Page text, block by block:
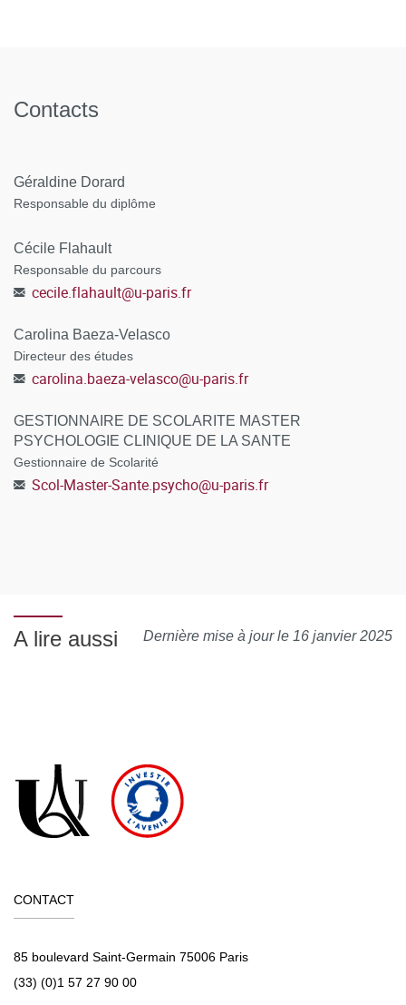
Contacts
Géraldine Dorard
Responsable du diplôme
Cécile Flahault
Responsable du parcours
cecile.flahault@u-paris.fr
Carolina Baeza-Velasco
Directeur des études
carolina.baeza-velasco@u-paris.fr
GESTIONNAIRE DE SCOLARITE MASTER
PSYCHOLOGIE CLINIQUE DE LA SANTE
Gestionnaire de Scolarité
Scol-Master-Sante.psycho@u-paris.fr
Dernière mise à jour le 16 janvier 2025
A lire aussi
CONTACT
85 boulevard Saint-Germain 75006 Paris
(33) (0)1 57 27 90 00